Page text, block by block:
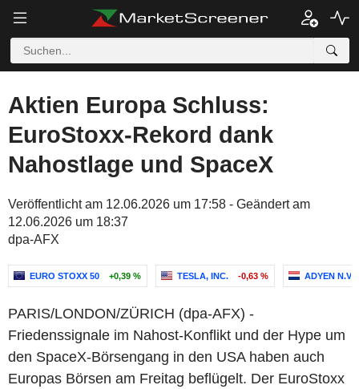
Aktien Europa Schluss:
EuroStoxx-Rekord dank
Nahostlage und SpaceX
Veröffentlicht am 12.06.2026 um 17:58 - Geändert am
12.06.2026 um 18:37
dpa-AFX
EURO STOXX 50 +0,39 % TESLA, INC. -0,63 % ADYEN N.V.
PARIS/LONDON/ZÜRICH (dpa-AFX) -
Friedenssignale im Nahost-Konflikt und der Hype um
den SpaceX-Börsengang in den USA haben auch
Europas Börsen am Freitag beflügelt. Der EuroStoxx